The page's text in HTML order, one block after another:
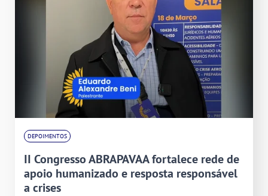
DEPOIMENTOS
II Congresso ABRAPAVAA fortalece rede de
apoio humanizado e resposta responsável
a crises